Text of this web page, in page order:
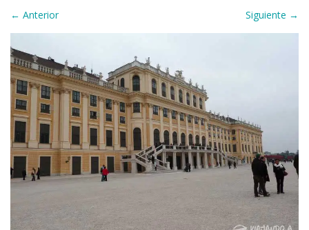
← Anterior Siguiente →